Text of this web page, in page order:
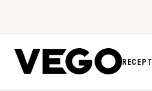
RECEPT